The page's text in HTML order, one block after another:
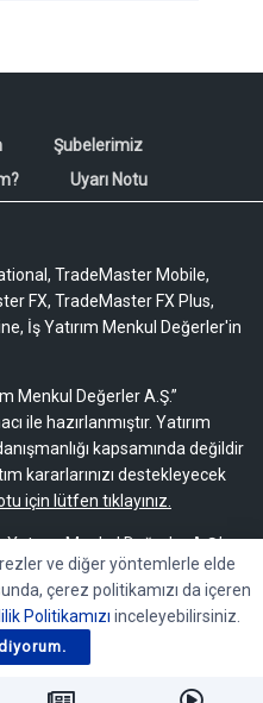
Şubelerimiz
Uyarı Notu
TradeMaster Mobile,
FX, TradeMaster FX Plus,
İş Yatırım Menkul Değerler'in
Menkul Değerler A.Ş.”
ile hazırlanmıştır. Yatırım
kapsamında değildir
kararlarınızı destekleyecek
için lütfen tıklayınız.
Menkul Değerler A.Ş.’ye
başkaları tarafından
çoğaltılamaz,
değiştirilemez.
ve diğer yöntemlerle elde
çerez politikamızı da içeren
Politikamızı inceleyebilirsiniz.